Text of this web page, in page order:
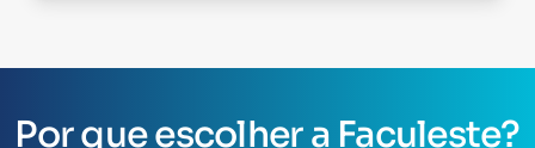
Por que escolher a Faculeste?